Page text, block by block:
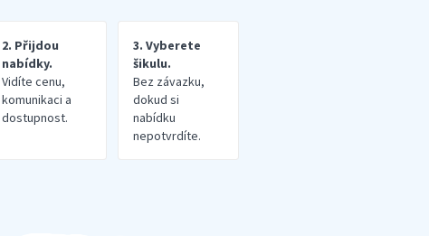
2. Přijdou
nabídky.
Vidíte cenu,
komunikaci a
dostupnost.
3. Vyberete
šikulu.
Bez závazku,
dokud si
nabídku
nepotvrdíte.